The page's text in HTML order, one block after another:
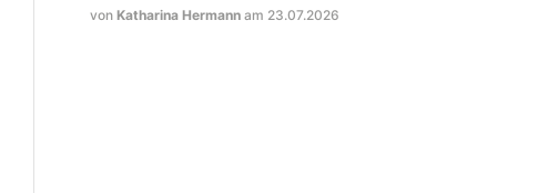
vonKatharina Hermannam 23.07.2026